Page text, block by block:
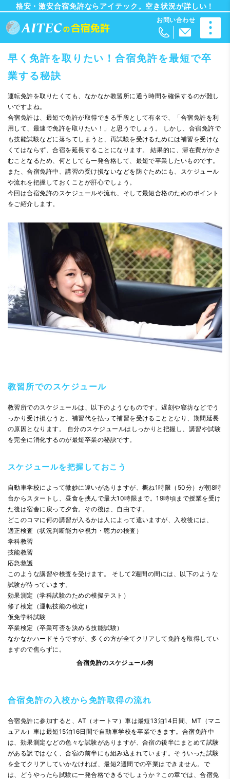
格安・激安合宿免許ならアイテック。空き状況が詳しい！
早く免許を取りたい！合宿免許を最短で卒
業する秘訣
運転免許を取りたくても、なかなか教習所に通う時間を確保するのが難し
いですよね。
合宿免許は、最短で免許が取得できる手段として有名で、「合宿免許を利
用して、最速で免許を取りたい！」と思うでしょう。 しかし、合宿免許で
も技能試験などに落ちてしまうと、再試験を受けるためには補習を受けな
くてはならず、合宿を延長することになります。 結果的に、滞在費がかさ
むことなるため、何としても一発合格して、最短で卒業したいものです。
また、合宿免許中、講習の受け損ないなどを防ぐためにも、スケジュール
や流れを把握しておくことが肝心でしょう。
今回は合宿免許のスケジュールや流れ、そして最短合格のためのポイント
をご紹介します。
教習所でのスケジュール
教習所でのスケジュールは、以下のようなものです。遅刻や寝坊などでう
っかり受け損なうと、補習代を払って補習を受けることとなり、期間延長
の原因となります。 自分のスケジュールはしっかりと把握し、講習や試験
を完全に消化するのが最短卒業の秘訣です。
スケジュールを把握しておこう
自動車学校によって微妙に違いがありますが、概ね1時限（50分）が朝8時
台からスタートし、昼食を挟んで最大10時限まで。19時頃まで授業を受け
た後は宿舎に戻って夕食。その後は、自由です。
どこのコマに何の講習が入るかは人によって違いますが、入校後には、
適正検査（状況判断能力や視力・聴力の検査）
学科教習
技能教習
応急救護
このような講習や検査を受けます。 そして2週間の間には、以下のような
試験が待っています。
効果測定（学科試験のための模擬テスト）
修了検定（運転技能の検定）
仮免学科試験
卒業検定（卒業可否を決める技能試験）
なかなかハードそうですが、多くの方が全てクリアして免許を取得してい
ますので焦らずに。
合宿免許のスケジュール例
合宿免許の入校から免許取得の流れ
合宿免許に参加すると、AT（オートマ）車は最短13泊14日間、MT（マニ
ュアル）車は最短15泊16日間で自動車学校を卒業できます。合宿免許中
は、効果測定などの色々な試験がありますが、合宿の後半にまとめて試験
がある訳ではなく、合宿の前半にも組み込まれています。そういった試験
を全てクリアしていかなければ、最短2週間での卒業はできません。で
は、どうやったら試験に一発合格できるでしょうか？この章では、合宿免